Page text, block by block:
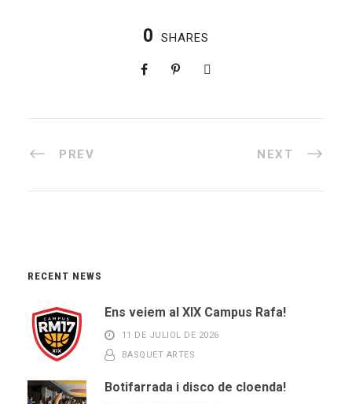
0 SHARES
PREV NEXT
RECENT NEWS
Ens veiem al XIX Campus Rafa!
11 DE JULIOL DE 2026
BASQUET ARTES
Botifarrada i disco de cloenda!